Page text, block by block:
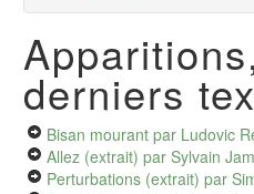
derniers
Bisan mourant par Ludovic
Allez (extrait) par Sylvain
Perturbations (extrait) par